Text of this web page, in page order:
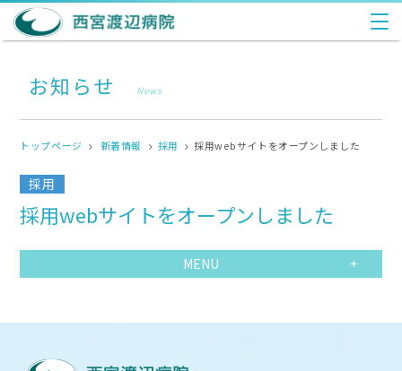
お知らせ News
トップページ 新着情報 採用 採用webサイトをオープンしました
採用
採用webサイトをオープンしました
MENU